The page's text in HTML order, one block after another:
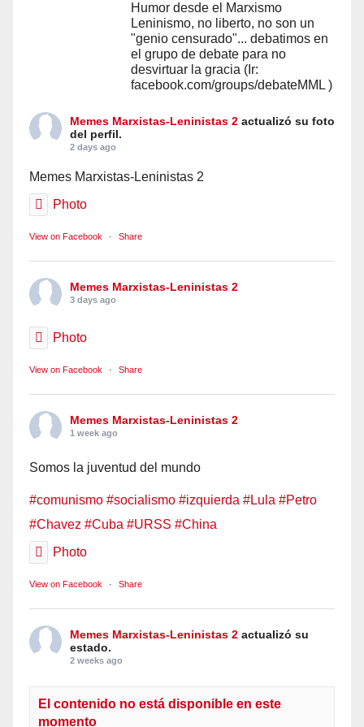
Humor desde el Marxismo
Leninismo, no liberto, no son un
"genio censurado"... debatimos en
el grupo de debate para no
desvirtuar la gracia (Ir:
facebook.com/groups/debateMML )
Memes Marxistas-Leninistas 2 actualizó su foto
del perfil.
2 days ago
Memes Marxistas-Leninistas 2
Photo
View on Facebook · Share
Memes Marxistas-Leninistas 2
3 days ago
Photo
View on Facebook · Share
Memes Marxistas-Leninistas 2
1 week ago
Somos la juventud del mundo
#comunismo #socialismo #izquierda #Lula #Petro
#Chavez #Cuba #URSS #China
Photo
View on Facebook · Share
Memes Marxistas-Leninistas 2 actualizó su
estado.
2 weeks ago
El contenido no está disponible en este
momento